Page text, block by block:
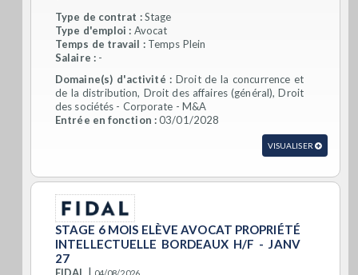
Type de contrat :Stage
Type d'emploi : Avocat
Temps de travail :Temps Plein
Salaire :-
Domaine(s) d'activité : Droit de la concurrence et
de la distribution, Droit des affaires (général), Droit
des sociétés - Corporate - M&A
Entrée en fonction :03/01/2028
VISUALISER
STAGE 6 MOIS ELÈVE AVOCAT PROPRIÉTÉ
INTELLECTUELLE BORDEAUX H/F - JANV
27
|